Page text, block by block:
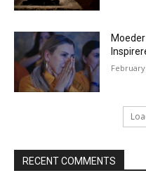
February
RECENT COMMENTS